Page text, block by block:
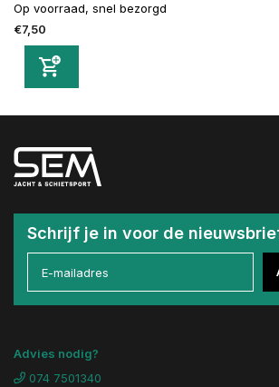
Op voorraad, snel bezorgd
€7,50
Schrijf je in voor de
Advies nodig?
074 7501340